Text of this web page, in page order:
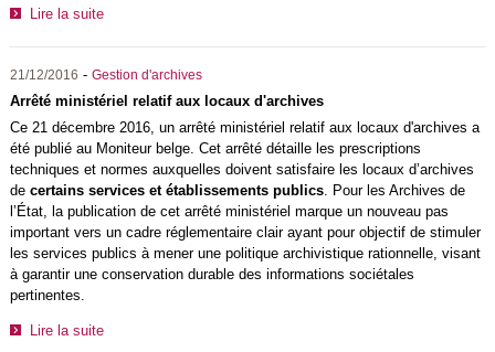
Lire la suite
21/12/2016 - Gestion d'archives
Arrêté ministériel relatif aux locaux d'archives
Ce 21 décembre 2016, un arrêté ministériel relatif aux locaux d'archives a
été publié au Moniteur belge. Cet arrêté détaille les prescriptions
techniques et normes auxquelles doivent satisfaire les locaux d’archives
de certains services et établissements publics. Pour les Archives de
l’État, la publication de cet arrêté ministériel marque un nouveau pas
important vers un cadre réglementaire clair ayant pour objectif de stimuler
les services publics à mener une politique archivistique rationnelle, visant
à garantir une conservation durable des informations sociétales
pertinentes.
Lire la suite